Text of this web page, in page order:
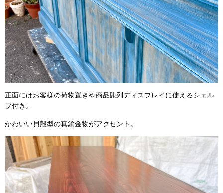
正面にはお客様の荷物置きや商品陳列ディスプレイに使えるシェル
フ付き。
かわいい貝殻型の真鍮金物がアクセント。